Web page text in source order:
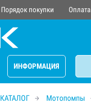
Порядок покупки Оплата
ИНФОРМАЦИЯ
КАТАЛОГ Мотопомпы